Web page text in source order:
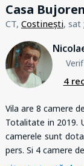
Casa
CT, Costinești, sat
4
Vila are 8 camere
Totalitate in 2019.
camerele sunt
pers. Si 4 camere